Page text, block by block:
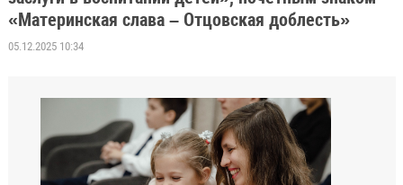
«Материнская слава – Отцовская доблесть»
05.12.2025 10:34